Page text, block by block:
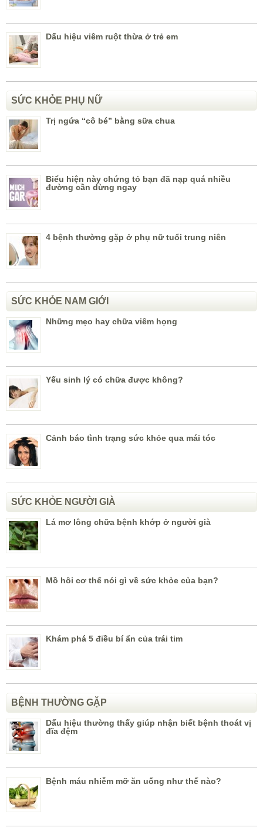
Dấu hiệu viêm ruột thừa ở trẻ em
SỨC KHỎE PHỤ NỮ
Trị ngứa “cô bé” bằng sữa chua
Biểu hiện này chứng tỏ bạn đã nạp quá nhiều
đường cần dừng ngay
4 bệnh thường gặp ở phụ nữ tuổi trung niên
SỨC KHỎE NAM GIỚI
Những mẹo hay chữa viêm họng
Yếu sinh lý có chữa được không?
Cảnh báo tình trạng sức khỏe qua mái tóc
SỨC KHỎE NGƯỜI GIÀ
Lá mơ lông chữa bệnh khớp ở người già
Mồ hôi cơ thể nói gì về sức khỏe của bạn?
Khám phá 5 điều bí ẩn của trái tim
BỆNH THƯỜNG GẶP
Dấu hiệu thường thấy giúp nhận biết bệnh thoát vị
đĩa đệm
Bệnh máu nhiễm mỡ ăn uống như thế nào?